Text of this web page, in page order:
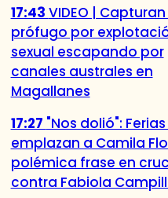
17:43 VIDEO |
prófugo por
sexual escapando por
canales australes en
Magallanes
17:27 "Nos dolió":
emplazan a Camila
polémica frase en
contra Fabiola